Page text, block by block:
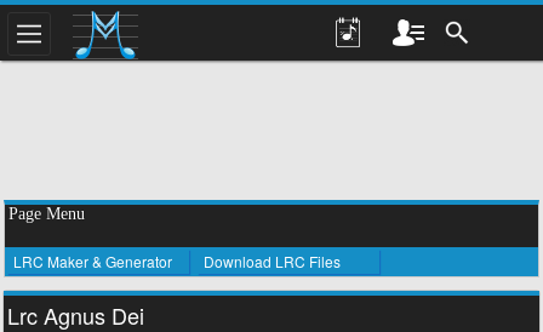
Page Menu
LRC Maker & Generator Download LRC Files
Lrc Agnus Dei